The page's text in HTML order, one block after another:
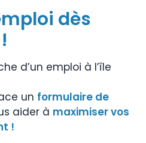
dès
d’un emploi à l’île
un formulaire de
aider à maximiser vos
!